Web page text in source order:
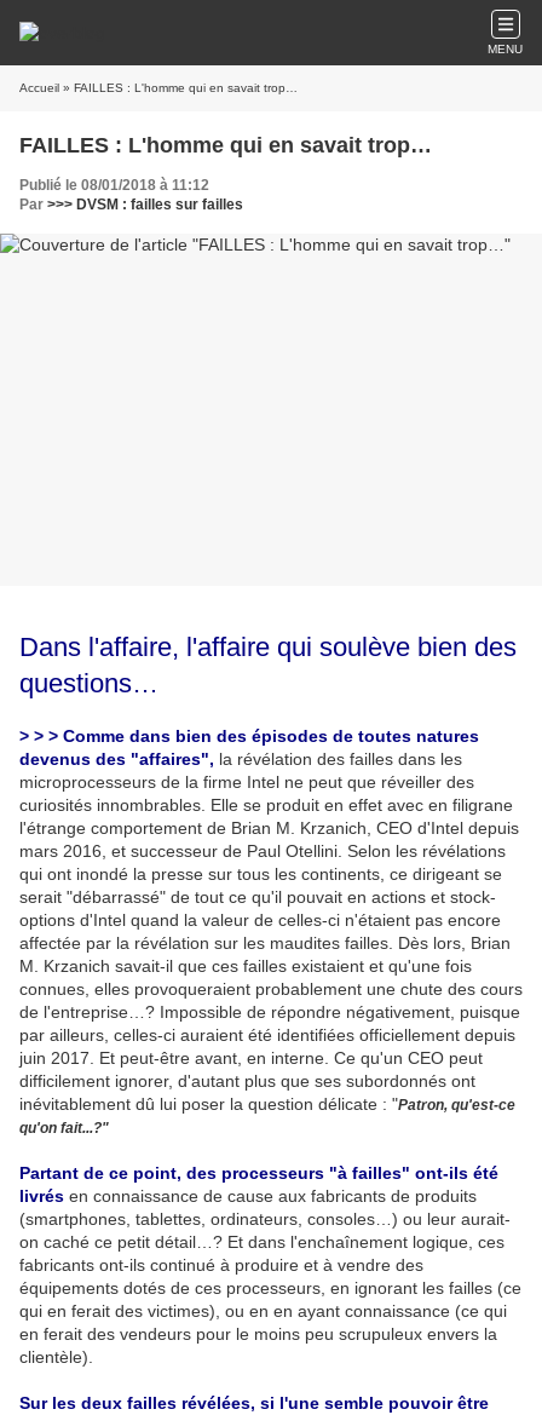
MENU
Accueil » FAILLES : L'homme qui en savait trop…
FAILLES : L'homme qui en savait trop…
Publié le 08/01/2018 à 11:12
Par >>> DVSM : failles sur failles
Dans l'affaire, l'affaire qui soulève bien des
questions…
> > > Comme dans bien des épisodes de toutes natures
devenus des "affaires", la révélation des failles dans les
microprocesseurs de la firme Intel ne peut que réveiller des
curiosités innombrables. Elle se produit en effet avec en filigrane
l'étrange comportement de Brian M. Krzanich , CEO d'Intel depuis
mars 2016, et successeur de Paul Otellini. Selon les révélations
qui ont inondé la presse sur tous les continents, ce dirigeant se
serait "débarrassé" de tout ce qu'il pouvait en actions et stock-
options d'Intel quand la valeur de celles-ci n'étaient pas encore
affectée par la révélation sur les maudites failles. Dès lors, Brian
M. Krzanich savait-il que ces failles existaient et qu'une fois
connues, elles provoqueraient probablement une chute des cours
de l'entreprise…? Impossible de répondre négativement, puisque
par ailleurs, celles-ci auraient été identifiées officiellement depuis
juin 2017. Et peut-être avant, en interne. Ce qu'un CEO peut
difficilement ignorer, d'autant plus que ses subordonnés ont
inévitablement dû lui poser la question délicate : "Patron, qu'est-ce
qu'on fait...?"
Partant de ce point, des processeurs "à failles" ont-ils été
livrés en connaissance de cause aux fabricants de produits
(smartphones, tablettes, ordinateurs, consoles…) ou leur aurait-
on caché ce petit détail…? Et dans l'enchaînement logique, ces
fabricants ont-ils continué à produire et à vendre des
équipements dotés de ces processeurs, en ignorant les failles (ce
qui en ferait des victimes), ou en en ayant connaissance (ce qui
en ferait des vendeurs pour le moins peu scrupuleux envers la
clientèle).
Sur les deux failles révélées, si l'une semble pouvoir être